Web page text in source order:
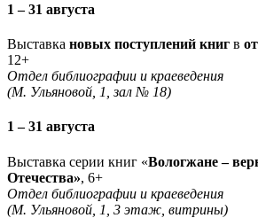
1 – 31 августа
Выставка новых поступлений книг в
12+
Отдел библиографии и краеведения
(М. Ульяновой, 1, зал № 18)
1 – 31 августа
Выставка серии книг «Вологжане –
Отечества», 6+
Отдел библиографии и краеведения
(М. Ульяновой, 1, 3 этаж, витрины)